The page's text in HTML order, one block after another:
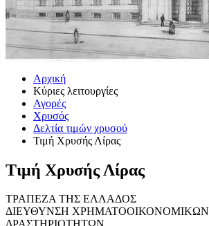
Αρχική
Κύριες λειτουργίες
Αγορές
Χρυσός
Δελτία τιμών χρυσού
Τιμή Χρυσής Λίρας
Τιμή Χρυσής Λίρας
ΤΡΑΠΕΖΑ ΤΗΣ ΕΛΛΑΔΟΣ
ΔΙΕΥΘΥΝΣΗ ΧΡΗΜΑΤΟΟΙΚΟΝΟΜΙΚΩΝ